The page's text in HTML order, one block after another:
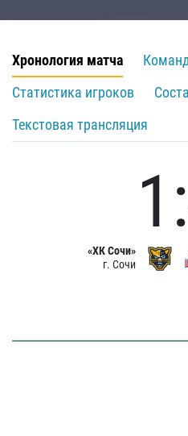
Хронология матча
Статистика игроков
Текстовая трансляция
«ХК Сочи»
г. Сочи